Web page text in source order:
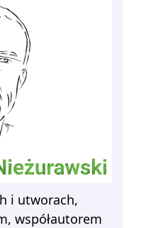
i utworach,
współautorem